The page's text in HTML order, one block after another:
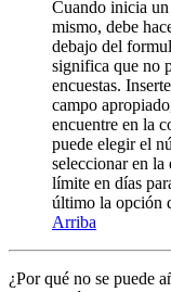
Cuando inicia un
mismo, debe
debajo del
significa que no
encuestas.
campo
encuentre en la
puede elegir el
seleccionar en
límite en días
último la opción
Arriba
¿Por qué no se puede